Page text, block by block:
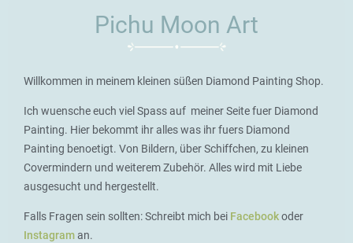
Pichu Moon Art
Willkommen in meinem kleinen süßen Diamond Painting Shop.
Ich wuensche euch viel Spass auf meiner Seite fuer Diamond
Painting. Hier bekommt ihr alles was ihr fuers Diamond
Painting benoetigt. Von Bildern, über Schiffchen, zu kleinen
Covermindern und weiterem Zubehör. Alles wird mit Liebe
ausgesucht und hergestellt.
Falls Fragen sein sollten: Schreibt mich bei Facebookoder
Instagraman.